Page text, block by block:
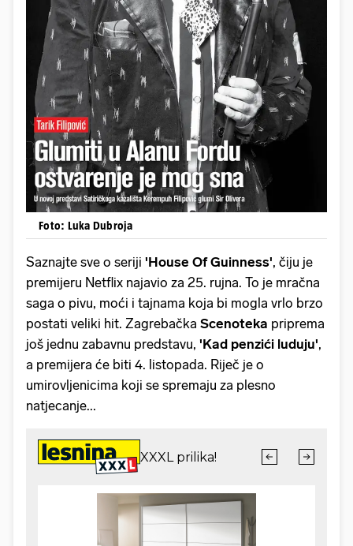
Foto: Luka Dubroja
Saznajte sve o seriji 'House Of Guinness', čiju je
premijeru Netflix najavio za 25. rujna. To je mračna
saga o pivu, moći i tajnama koja bi mogla vrlo brzo
postati veliki hit. Zagrebačka Scenoteka priprema
još jednu zabavnu predstavu, 'Kad penzići luduju',
a premijera će biti 4. listopada. Riječ je o
umirovljenicima koji se spremaju za plesno
natjecanje...